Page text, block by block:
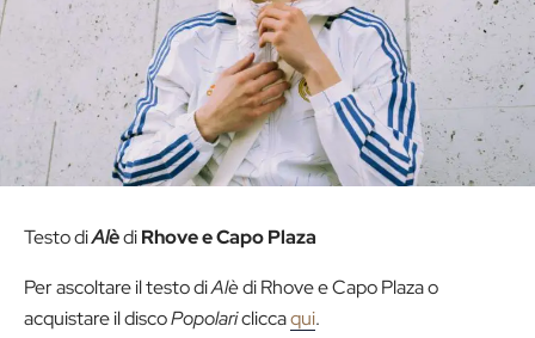
Testo diAlèdiRhove e Capo Plaza
Per ascoltare il testo diAlèdi Rhove e Capo Plaza o
acquistare il discoPopolaricliccaqui.